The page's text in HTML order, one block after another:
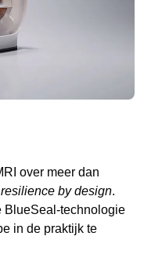
over meer dan
resilience by design.
BlueSeal-technologie
in de praktijk te